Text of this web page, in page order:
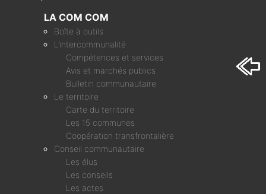
LA COM COM
Boîte à outils
L’intercommunalité
Compétences et services
Avis et marchés publics
Bulletin communautaire
Le territoire
Carte du territoire
Les 15 communes
Coopération transfrontalière
Conseil communautaire
Les élus
Les conseils
Les actes